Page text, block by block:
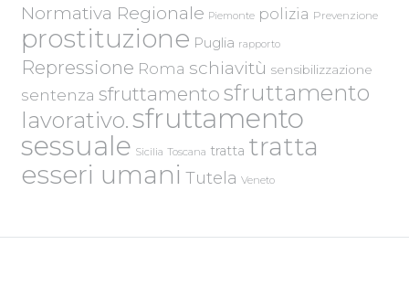
Normativa Regionale Piemonte polizia Prevenzione
prostituzione Puglia rapporto
Repressione Roma schiavitù sensibilizzazione
sentenza sfruttamento sfruttamento
lavorativo.sfruttamento
sessuale Sicilia Toscana tratta tratta
esseri umani Tutela Veneto